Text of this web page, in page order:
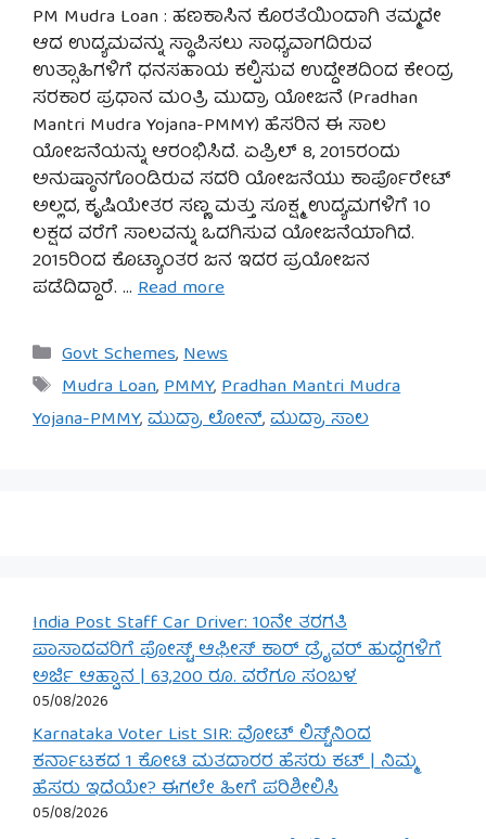
PM Mudra Loan : ಹಣಕಾಸಿನ ಕೊರತೆಯಿಂದಾಗಿ ತಮ್ಮದೇ
ಆದ ಉದ್ಯಮವನ್ನು ಸ್ಥಾಪಿಸಲು ಸಾಧ್ಯವಾಗದಿರುವ
ಉತ್ಸಾಹಿಗಳಿಗೆ ಧನಸಹಾಯ ಕಲ್ಪಿಸುವ ಉದ್ದೇಶದಿಂದ ಕೇಂದ್ರ
ಸರಕಾರ ಪ್ರಧಾನ ಮಂತ್ರಿ ಮುದ್ರಾ ಯೋಜನೆ (Pradhan
Mantri Mudra Yojana-PMMY) ಹೆಸರಿನ ಈ ಸಾಲ
ಯೋಜನೆಯನ್ನು ಆರಂಭಿಸಿದೆ. ಏಪ್ರಿಲ್ 8, 2015ರಂದು
ಅನುಷ್ಠಾನಗೊಂಡಿರುವ ಸದರಿ ಯೋಜನೆಯು ಕಾರ್ಪೊರೇಟ್
ಅಲ್ಲದ, ಕೃಷಿಯೇತರ ಸಣ್ಣ ಮತ್ತು ಸೂಕ್ಷ್ಮ ಉದ್ಯಮಗಳಿಗೆ 10
ಲಕ್ಷದ ವರೆಗೆ ಸಾಲವನ್ನು ಒದಗಿಸುವ ಯೋಜನೆಯಾಗಿದೆ.
2015ರಿಂದ ಕೊಟ್ಯಾಂತರ ಜನ ಇದರ ಪ್ರಯೋಜನ
ಪಡೆದಿದ್ದಾರೆ. … Read more
Categories
Govt Schemes,News
Tags
Mudra Loan,PMMY,Pradhan Mantri Mudra
Yojana-PMMY,ಮುದ್ರಾ ಲೋನ್,ಮುದ್ರಾ ಸಾಲ
India Post Staff Car Driver: 10ನೇ ತರಗತಿ
ಪಾಸಾದವರಿಗೆ ಪೋಸ್ಟ್ ಆಫೀಸ್ ಕಾರ್ ಡ್ರೈವರ್ ಹುದ್ದೆಗಳಿಗೆ
ಅರ್ಜಿ ಆಹ್ವಾನ | 63,200 ರೂ. ವರೆಗೂ ಸಂಬಳ
05/08/2026
Karnataka Voter List SIR: ವೋಟ್ ಲಿಸ್ಟ್‌ನಿಂದ
ಕರ್ನಾಟಕದ 1 ಕೋಟಿ ಮತದಾರರ ಹೆಸರು ಕಟ್ | ನಿಮ್ಮ
ಹೆಸರು ಇದೆಯೇ? ಈಗಲೇ ಹೀಗೆ ಪರಿಶೀಲಿಸಿ
05/08/2026